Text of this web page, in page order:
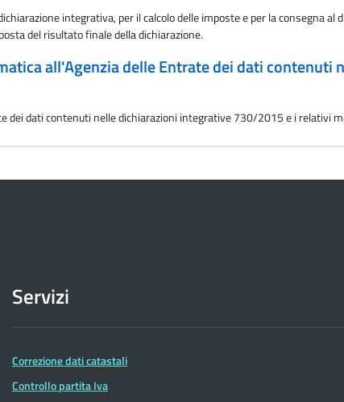
integrativa, per il calcolo delle imposte e per la consegna
del risultato finale della dichiarazione.
all'Agenzia delle Entrate dei dati
dei dati contenuti nelle dichiarazioni integrative 730/2015 e i relativi
Servizi
Correzione dati catastali
Controllo partita Iva